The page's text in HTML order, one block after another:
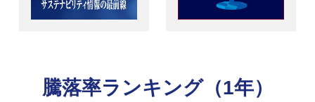
騰落率ランキング（1年）